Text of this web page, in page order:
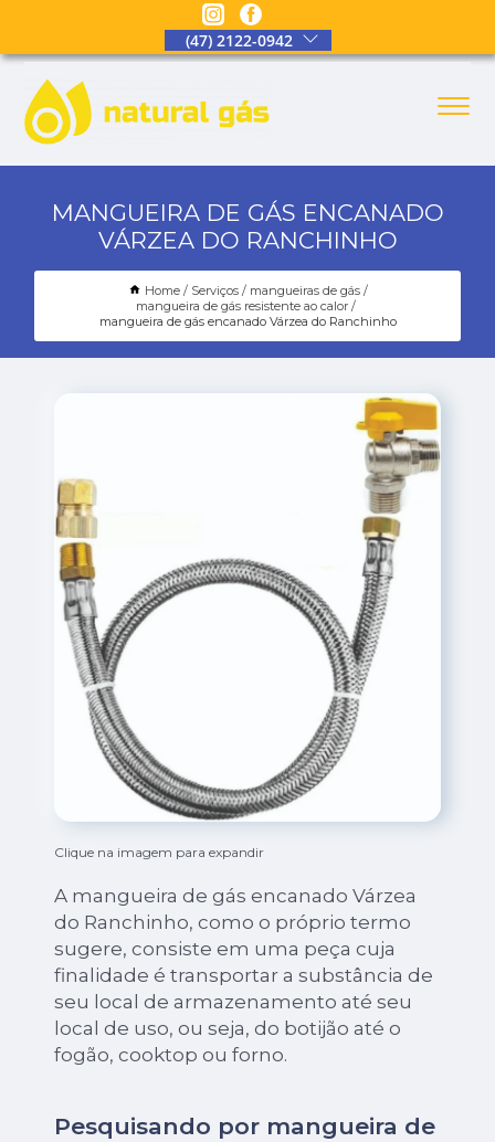
(47) 2122-0942
MANGUEIRA DE GÁS ENCANADO
VÁRZEA DO RANCHINHO
Home Serviços
mangueiras de gás
mangueira de gás resistente ao calor
mangueira de gás encanado Várzea do Ranchinho
Clique na imagem para expandir
A mangueira de gás encanado Várzea
do Ranchinho, como o próprio termo
sugere, consiste em uma peça cuja
finalidade é transportar a substância de
seu local de armazenamento até seu
local de uso, ou seja, do botijão até o
fogão, cooktop ou forno.
Pesquisando por mangueira de